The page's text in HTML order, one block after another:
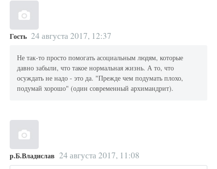
Гость 24 августа 2017, 12:37
Не так-то просто помогать асоциальным людям, которые
давно забыли, что такое нормальная жизнь. А то, что
осуждать не надо - это да. "Прежде чем подумать плохо,
подумай хорошо" (один современный архимандрит).
р.Б.Владислав 24 августа 2017, 11:08